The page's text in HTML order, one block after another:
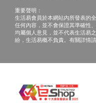
三酸甘油脂
極低密度膽固醇
總膽固醇跟高密度
肝功能
c. 客戶若體檢
一律作銷毀處理
報告複印本 (體
e. 所有身體檢
途，如需撰寫醫
重要聲明：
生活易會員於本網站內所發表的
任何內容，並不會保證其準確性
均屬個人意見，並不代表生活易
紛，生活易概不負責。有關詳情